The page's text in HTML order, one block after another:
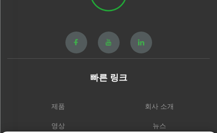
빠른 링크
제품 회사 소개
영상 뉴스